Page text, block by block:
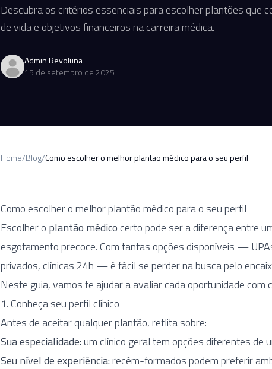
Descubra os critérios essenciais para escolher plantões que
de vida e objetivos financeiros na carreira médica.
Admin Revoluna
15 de setembro de 2025
Home/Blog/Como escolher o melhor plantão médico para o seu perfil
Como escolher o melhor plantão médico para o seu perfil
Escolher o plantão médicocerto pode ser a diferença entre
esgotamento precoce. Com tantas opções disponíveis —
privados, clínicas 24h — é fácil se perder na busca pelo
Neste guia, vamos te ajudar a avaliar cada oportunidade com
1. Conheça seu perfil clínico
Antes de aceitar qualquer plantão, reflita sobre:
Sua especialidade:um clínico geral tem opções diferentes de
Seu nível de experiência:recém-formados podem preferir